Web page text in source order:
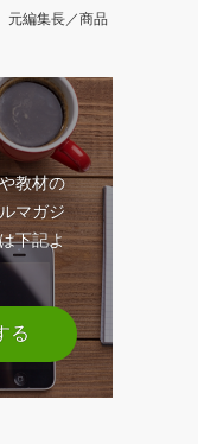
編集長／商品
教材の
マガジ
下記よ
る